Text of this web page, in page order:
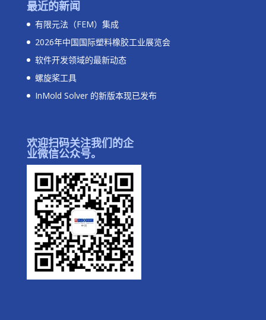
最近的新闻
有限元法（FEM）集成
2026年中国国际塑料橡胶工业展览会
软件开发领域的最新动态
螺旋桨工具
InMold Solver 的新版本现已发布
欢迎扫码关注我们的企
业微信公众号。